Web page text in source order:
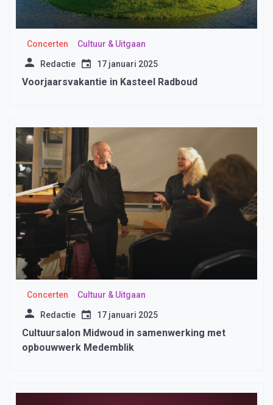
Concerten Cultuur & Uitgaan
Redactie 17 januari 2025
Voorjaarsvakantie in Kasteel Radboud
Concerten Cultuur & Uitgaan
Redactie 17 januari 2025
Cultuursalon Midwoud in samenwerking met
opbouwwerk Medemblik